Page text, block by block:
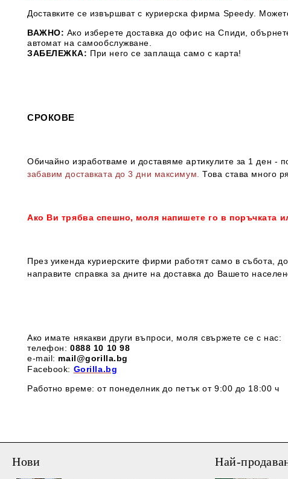
Доставките се извършват с куриерска фирма Speedy. М
ВАЖНО: Ако изберете доставка до офис на Спиди,
автомат на самообслужване.
ЗАБЕЛЕЖКА: При него се заплаща само с карта!
СРОКОВЕ
Обичайно изработваме и доставяме артикулите за 1 ден
забавим доставката до 3 дни максимум.
Това става много
Ако Ви трябва спешно, моля напишете го в поръчката
През уикенда куриерските фирми работят само в събота,
направите справка за дните на доставка до Вашето
Ако имате някакви други въпроси, моля свържете се с нас:
телефон:0888 10 10 98
e-mail: mail@gorilla.bg
Facebook: Gorilla.bg
Работно време: от понеделник до петък от 9:00 до 18:00 ч
Нови Най-